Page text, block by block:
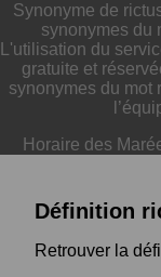
Synonyme de
synonymes du
L'utilisation du
gratuite et
synonymes du mot
Horaire des
Définition
Retrouver la